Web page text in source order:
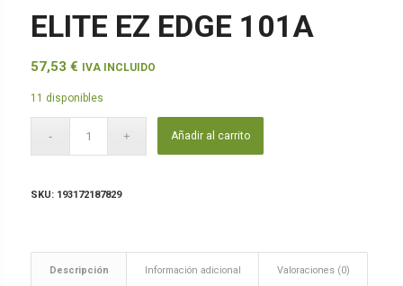
ELITE EZ EDGE 101A
57,53 € IVA INCLUIDO
11 disponibles
Añadir al carrito
SKU: 193172187829
Descripción Información adicional Valoraciones (0)